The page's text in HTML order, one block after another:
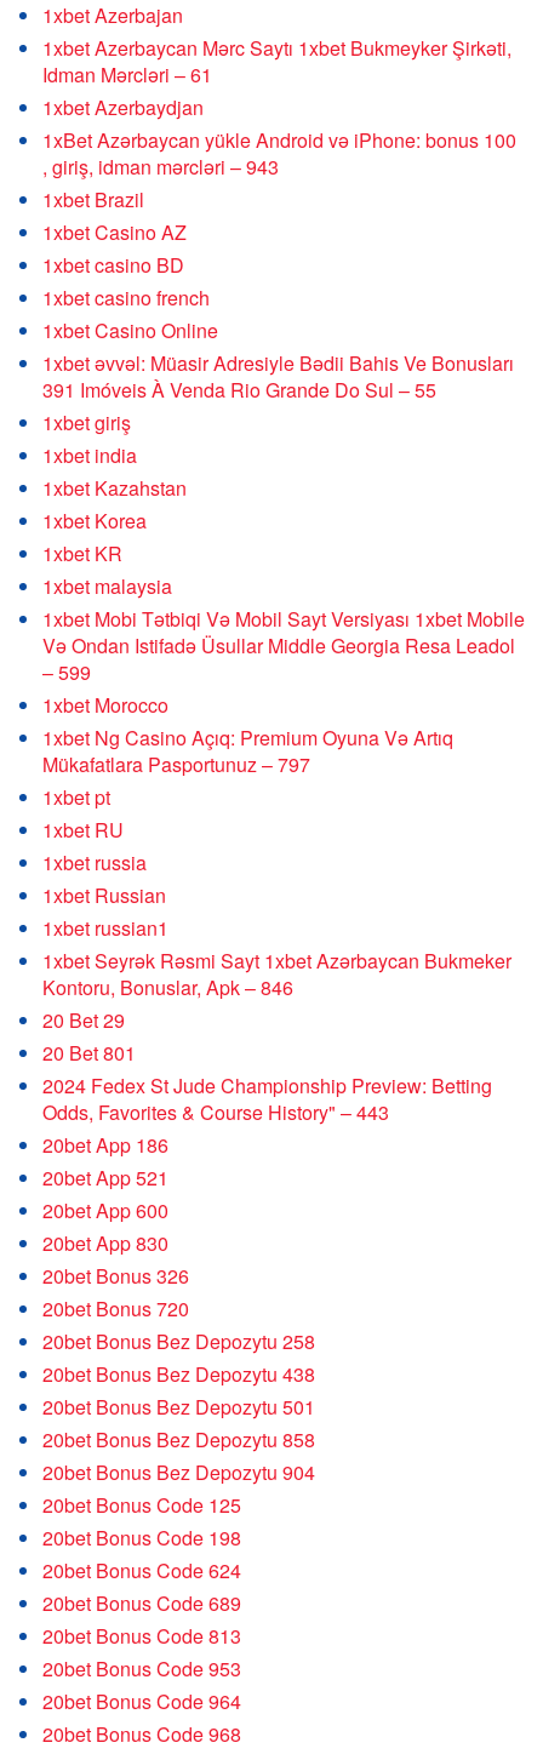
1xbet Azerbajan
1xbet Azerbaycan Mərc Saytı 1xbet Bukmeyker Şirkəti,
Idman Mərcləri – 61
1xbet Azerbaydjan
1xBet Azərbaycan yükle Android və iPhone: bonus 100
, giriş, idman mərcləri – 943
1xbet Brazil
1xbet Casino AZ
1xbet casino BD
1xbet casino french
1xbet Casino Online
1xbet əvvəl: Müasir Adresiyle Bədii Bahis Ve Bonusları
391 Imóveis À Venda Rio Grande Do Sul – 55
1xbet giriş
1xbet india
1xbet Kazahstan
1xbet Korea
1xbet KR
1xbet malaysia
1xbet Mobi Tətbiqi Və Mobil Sayt Versiyası 1xbet Mobile
Və Ondan Istifadə Üsullar Middle Georgia Resa Leadol
– 599
1xbet Morocco
1xbet Ng Casino Açıq: Premium Oyuna Və Artıq
Mükafatlara Pasportunuz – 797
1xbet pt
1xbet RU
1xbet russia
1xbet Russian
1xbet russian1
1xbet Seyrək Rəsmi Sayt 1xbet Azərbaycan Bukmeker
Kontoru, Bonuslar, Apk – 846
20 Bet 29
20 Bet 801
2024 Fedex St Jude Championship Preview: Betting
Odds, Favorites & Course History" – 443
20bet App 186
20bet App 521
20bet App 600
20bet App 830
20bet Bonus 326
20bet Bonus 720
20bet Bonus Bez Depozytu 258
20bet Bonus Bez Depozytu 438
20bet Bonus Bez Depozytu 501
20bet Bonus Bez Depozytu 858
20bet Bonus Bez Depozytu 904
20bet Bonus Code 125
20bet Bonus Code 198
20bet Bonus Code 624
20bet Bonus Code 689
20bet Bonus Code 813
20bet Bonus Code 953
20bet Bonus Code 964
20bet Bonus Code 968